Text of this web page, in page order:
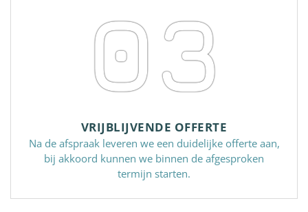
03
VRIJBLIJVENDE OFFERTE
Na de afspraak leveren we een duidelijke offerte aan,
bij akkoord kunnen we binnen de afgesproken
termijn starten.